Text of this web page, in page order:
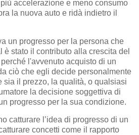
accelerazione e meno consumo
la nuova auto e ridà indietro il
un progresso per la persona che
è stato il contributo alla crescita del
l'avvenuto acquisto di un
ciò che egli decide personalmente
sia il prezzo, la qualità, o qualsiasi
la decisione soggettiva di
progresso per la sua condizione.
catturare l’idea di progresso di un
concetti come il rapporto